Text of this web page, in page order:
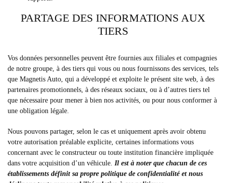
PARTAGE DES INFORMATIONS AUX
TIERS
Vos données personnelles peuvent être fournies aux filiales et compagnies
de notre groupe, à des tiers qui vous ou nous fournissons des services, tels
que Magnetis Auto, qui a développé et exploite le présent site web, à des
partenaires promotionnels, à des réseaux sociaux, ou à d’autres tiers tel
que nécessaire pour mener à bien nos activités, ou pour nous conformer à
une obligation légale.
Nous pouvons partager, selon le cas et uniquement après avoir obtenu
votre autorisation préalable explicite, certaines informations vous
concernant avec le constructeur ou toute institution financière impliquée
dans votre acquisition d’un véhicule. Il est à noter que chacun de ces
établissements définit sa propre politique de confidentialité et nous